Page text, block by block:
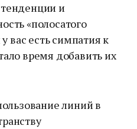
и
«полосатого
вас есть симпатия к
время добавить их
линий в